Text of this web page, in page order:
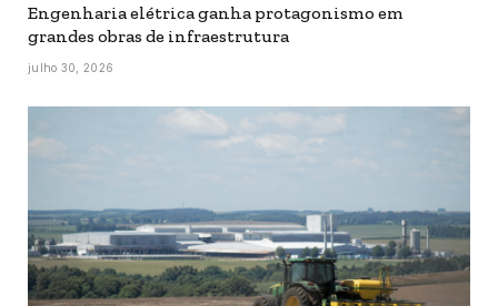
Engenharia elétrica ganha protagonismo em
grandes obras de infraestrutura
julho 30, 2026